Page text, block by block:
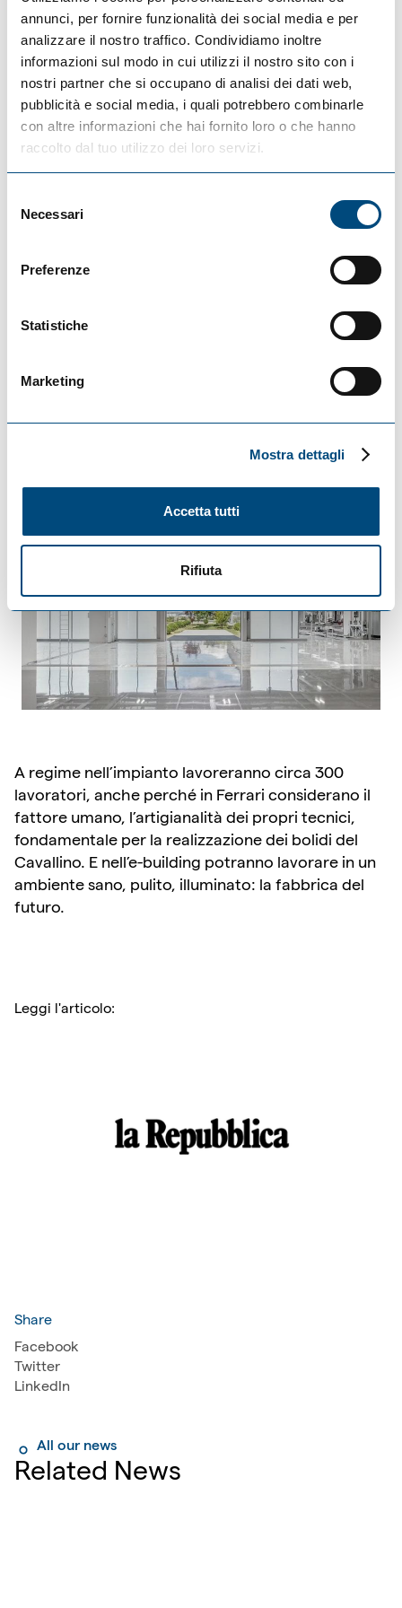
annunci, per fornire funzionalità dei social media e per
analizzare il nostro traffico. Condividiamo inoltre
informazioni sul modo in cui utilizzi il nostro sito con i
nostri partner che si occupano di analisi dei dati web,
pubblicità e social media, i quali potrebbero combinarle
con altre informazioni che hai fornito loro o che hanno
raccolto dal tuo utilizzo dei loro servizi.
delNecessari
Preferenze
Statistiche
Marketing
Mostra dettagli
Accetta tutti
Rifiuta
L’edificio, alto 25 metri è stato realizzato su una
dall’architetto Mario Cucinella e non ha al suo
interno un reparto verniciatura, che è in
tetto dell’e-building, dove, nel “sancta sanctorum”
dell’impianto saranno prodotte anche batterie ad
alto voltaggio e motori elettrici per le ibride e per il
futuro bolide full electric, ci sono circa 3 mila
A regime nell’impianto lavoreranno circa 300
lavoratori, anche perché in Ferrari considerano il
fattore umano, l’artigianalità dei propri tecnici,
fondamentale per la realizzazione dei bolidi del
Cavallino. E nell’e-building potranno lavorare in un
ambiente sano, pulito, illuminato: la fabbrica del
futuro.
Leggi l'articolo:
Share
Facebook
Twitter
LinkedIn
Related News
All our news